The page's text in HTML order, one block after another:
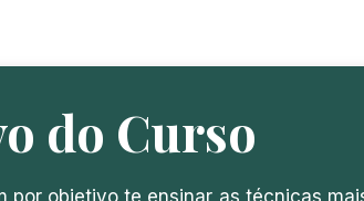
do Curso
por objetivo te ensinar as técnicas